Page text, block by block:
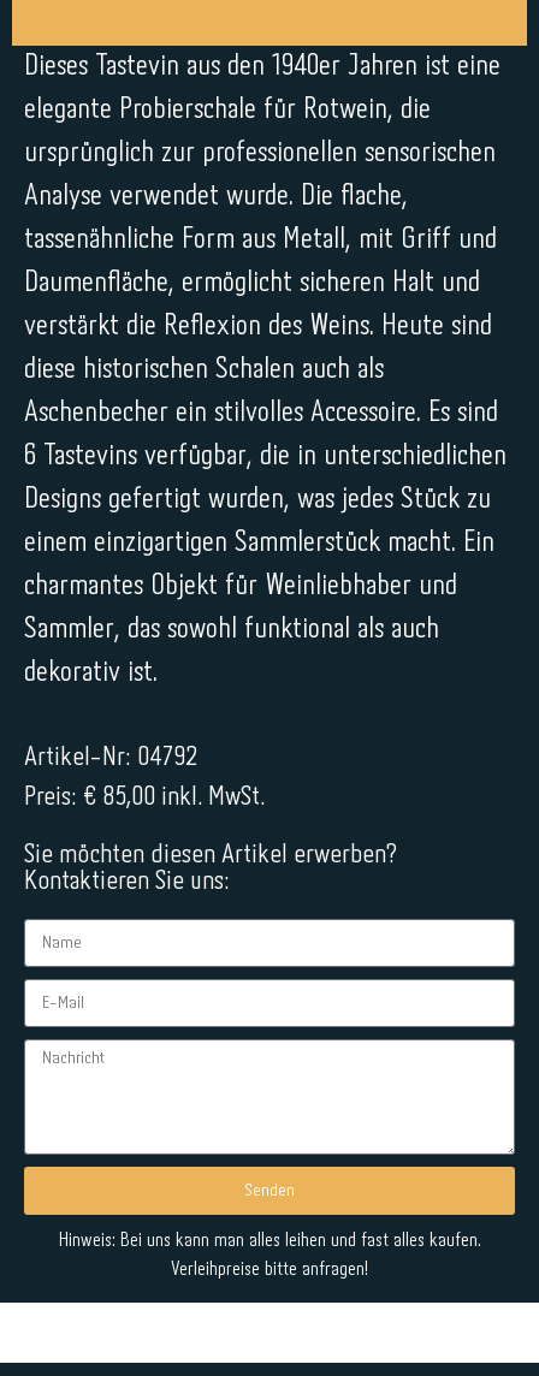
Dieses Tastevin aus den 1940er Jahren ist eine
elegante Probierschale für Rotwein, die
ursprünglich zur professionellen sensorischen
Analyse verwendet wurde. Die flache,
tassenähnliche Form aus Metall, mit Griff und
Daumenfläche, ermöglicht sicheren Halt und
verstärkt die Reflexion des Weins. Heute sind
diese historischen Schalen auch als
Aschenbecher ein stilvolles Accessoire. Es sind
6 Tastevins verfügbar, die in unterschiedlichen
Designs gefertigt wurden, was jedes Stück zu
einem einzigartigen Sammlerstück macht. Ein
charmantes Objekt für Weinliebhaber und
Sammler, das sowohl funktional als auch
dekorativ ist.
Artikel-Nr: 04792
Preis: € 85,00 inkl. MwSt.
Sie möchten diesen Artikel erwerben?
Kontaktieren Sie uns:
Senden
Alternative:
Hinweis: Bei uns kann man alles leihen und fast alles kaufen.
Verleihpreise bitte anfragen!